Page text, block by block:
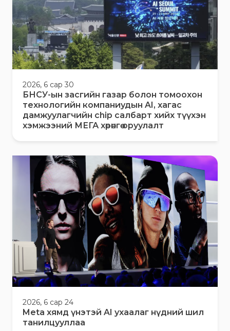
2026, 6 сар 30
БНСУ-ын засгийн газар болон томоохон
технологийн компаниудын AI, хагас
дамжуулагчийн chip салбарт хийх түүхэн
хэмжээний МЕГА хөрөнгө оруулалт
2026, 6 сар 24
Meta хямд үнэтэй AI ухаалаг нүдний шил
танилцууллаа